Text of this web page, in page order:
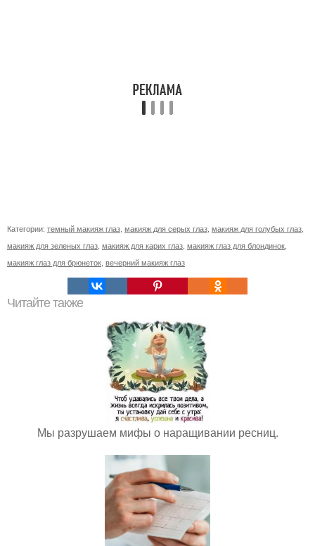
Категории: темный макияж глаз, макияж для серых глаз, макияж для голубых глаз,
макияж для зеленых глаз, макияж для карих глаз, макияж глаз для блондинок,
макияж глаз для брюнеток, вечерний макияж глаз
Читайте также
Мы разрушаем мифы о наращивании ресниц.